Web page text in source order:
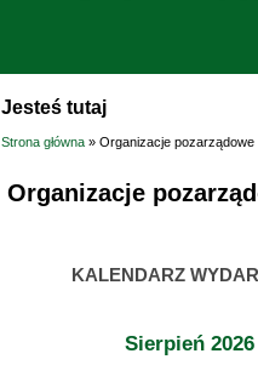
Jesteś tutaj
Strona główna » Organizacje pozarządowe
Organizacje
KALENDARZ
Sierpień 2026